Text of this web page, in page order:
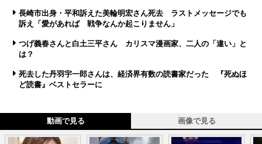
長崎市出身・平和訴えた美輪明宏さん死去 ラストメッセージでも
訴え「愛があれば 戦争なんか起こりません」
つげ義春さんと白土三平さん カリスマ漫画家、二人の「違い」と
は？
死去した丹羽宇一郎さんは、経済界有数の読書家だった 『死ぬほ
ど読書』ベストセラーに
動画で見る 画像で見る